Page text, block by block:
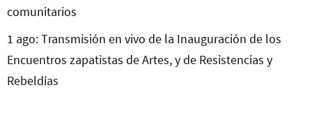
comunitarios
1 ago: Transmisión en vivo de la Inauguración de los
Encuentros zapatistas de Artes, y de Resistencias y
Rebeldías